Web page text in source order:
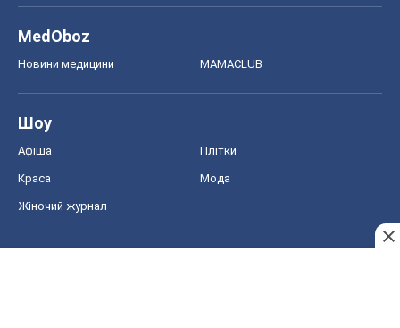
MedOboz
Новини медицини MAMACLUB
Шоу
Афіша Плітки
Краса Мода
Жіночий журнал